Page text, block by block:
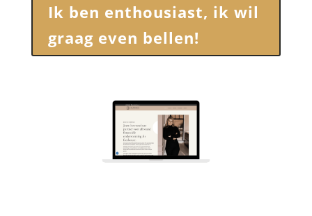
Ik ben enthousiast, ik wil
graag even bellen!